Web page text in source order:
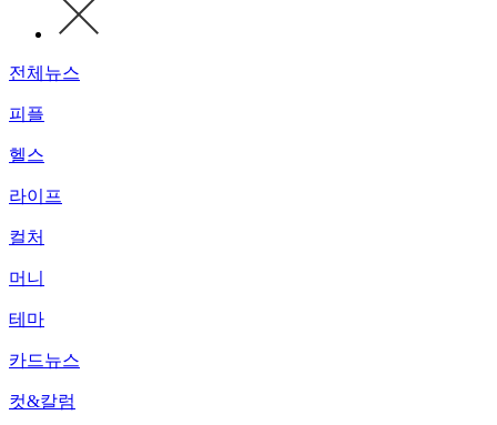
전체뉴스
피플
헬스
라이프
컬처
머니
테마
카드뉴스
컷&칼럼